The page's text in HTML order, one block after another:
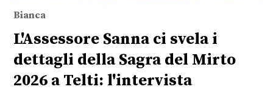
Bianca
L'Assessore Sanna ci svela i
dettagli della Sagra del Mirto
2026 a Telti: l'intervista